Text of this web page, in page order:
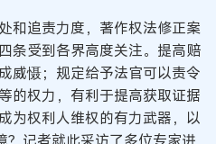
和追责力度，著作权法修正案
条受到各界高度关注。提高赔
威慑；规定给予法官可以责令
的权力，有利于提高获取证据
为权利人维权的有力武器，以